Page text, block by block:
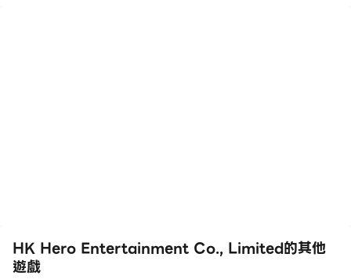
HK Hero Entertainment Co., Limited的其他
遊戲